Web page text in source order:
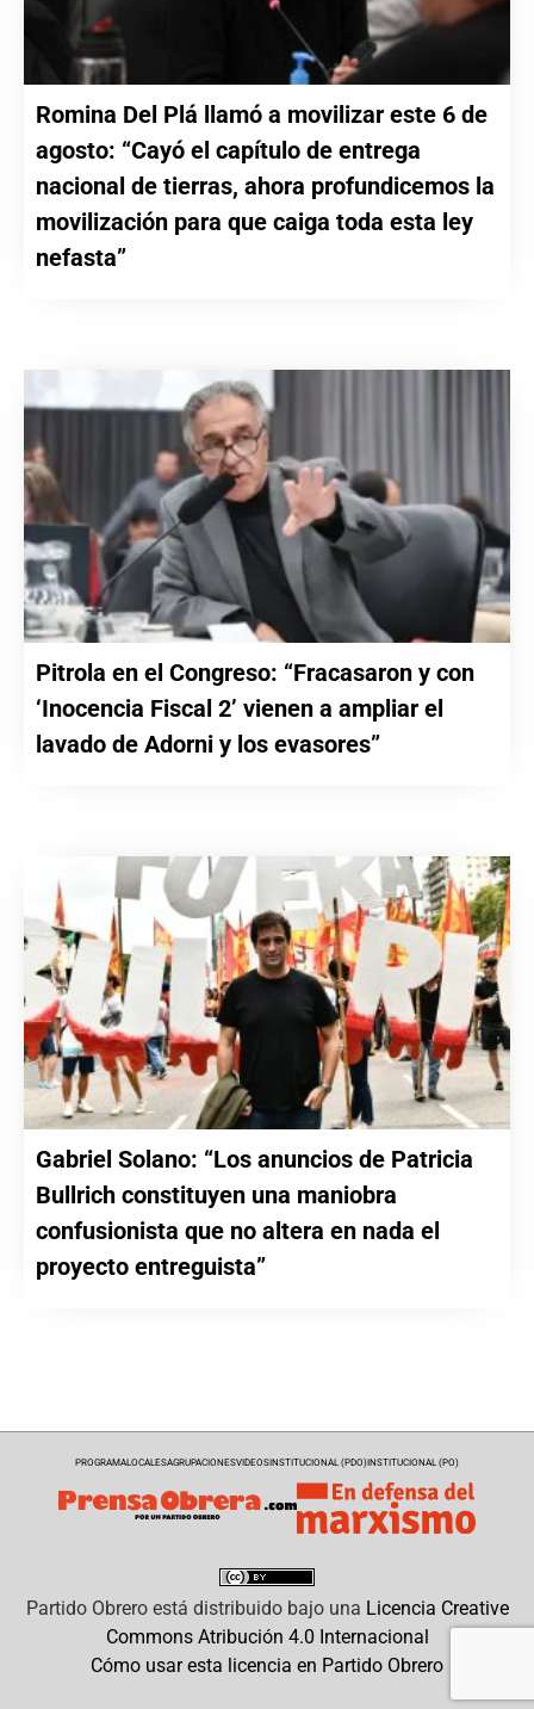
Romina Del Plá llamó a movilizar este 6 de
agosto: “Cayó el capítulo de entrega
nacional de tierras, ahora profundicemos la
movilización para que caiga toda esta ley
nefasta”
Pitrola en el Congreso: “Fracasaron y con
‘Inocencia Fiscal 2’ vienen a ampliar el
lavado de Adorni y los evasores”
Gabriel Solano: “Los anuncios de Patricia
Bullrich constituyen una maniobra
confusionista que no altera en nada el
proyecto entreguista”
PROGRAMALOCALESAGRUPACIONESVIDEOSINSTITUCIONAL (PDO)INSTITUCIONAL (PO)
Partido Obreroestá distribuido bajo una Licencia Creative
Commons Atribución 4.0 Internacional
Cómo usar esta licencia en Partido Obrero